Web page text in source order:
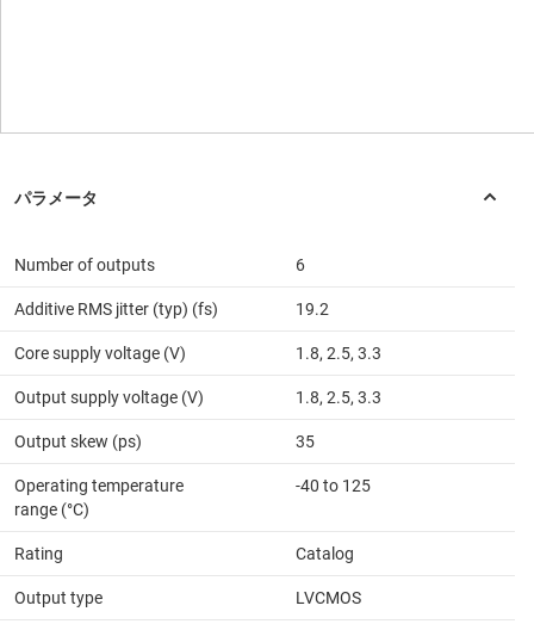
Number of outputs 6
Additive RMS jitter (typ) (fs) 19.2
Core supply voltage (V) 1.8, 2.5, 3.3
Output supply voltage (V) 1.8, 2.5, 3.3
Output skew (ps) 35
Operating temperature
range (°C)
-40 to 125
Rating Catalog
Output type LVCMOS